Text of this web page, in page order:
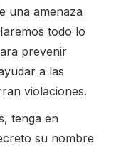
una amenaza
todo lo
prevenir
a las
violaciones.
tenga en
su nombre